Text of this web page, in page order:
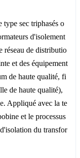
type sec triphasés o
d'isolement
réseau de distributio
et des équipement
de haute qualité, fi
de haute qualité),
Appliqué avec la te
et le processus
du transfor